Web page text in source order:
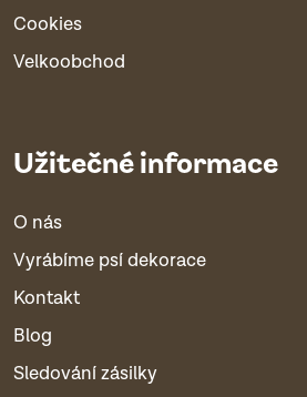
Cookies
Velkoobchod
Užitečné informace
O nás
Vyrábíme psí dekorace
Kontakt
Blog
Sledování zásilky